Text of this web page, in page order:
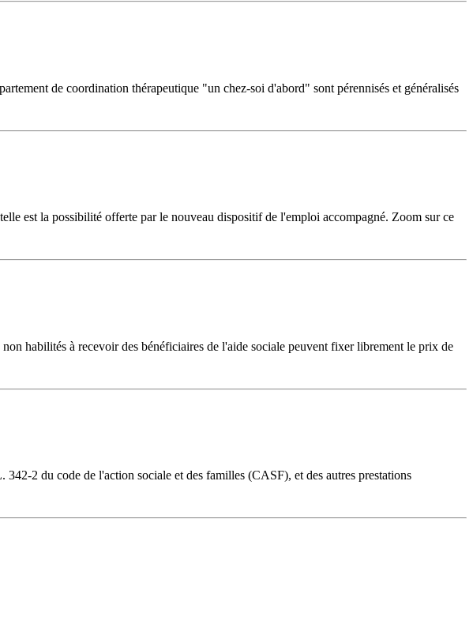
de coordination thérapeutique "un chez-soi d'abord" sont pérennisés et généralisés
est la possibilité offerte par le nouveau dispositif de l'emploi accompagné. Zoom sur ce
habilités à recevoir des bénéficiaires de l'aide sociale peuvent fixer librement le prix de
2 du code de l'action sociale et des familles (CASF), et des autres prestations